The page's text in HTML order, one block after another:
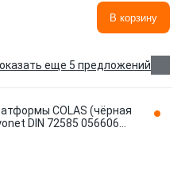
В корзину
еще 5 предложений
COLAS (чёрная
DIN 72585 05660649